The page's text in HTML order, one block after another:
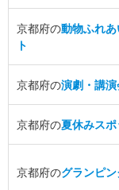
京都府の動物ふれ
ト
京都府の演劇・講
京都府の夏休みスポ
京都府のグランピ